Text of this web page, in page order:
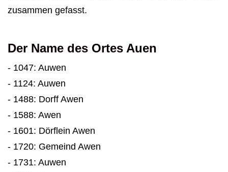
zusammen gefasst.
Der Name des Ortes Auen
- 1047: Auwen
- 1124: Auwen
- 1488: Dorff Awen
- 1588: Awen
- 1601: Dörflein Awen
- 1720: Gemeind Awen
- 1731: Auwen